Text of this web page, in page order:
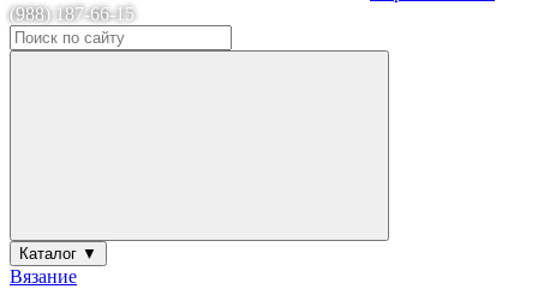
(988) 187-66-15
Каталог ▼
Вязание